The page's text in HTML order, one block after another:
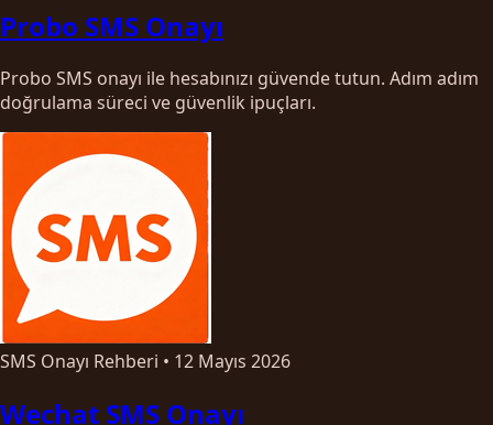
Probo SMS Onayı
Probo SMS onayı ile hesabınızı güvende tutun. Adım adım
doğrulama süreci ve güvenlik ipuçları.
SMS Onayı Rehberi • 12 Mayıs 2026
Wechat SMS Onayı